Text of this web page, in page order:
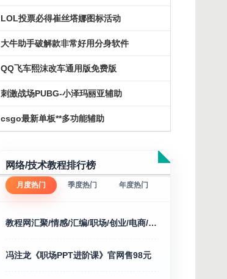
LOL投票必得崔丝塔娜图标活动
大牛助手破解款非常好用分身软件
QQ飞车熙沫改车通用版免费版
刺激战场PUBG-小泽玛丽亚辅助
csgo最新单板**多功能辅助
网络/技术教程排行榜
月度热门 季度热门 年度热门
教程网汇聚/情感/汇编/职场/创业/电商/福利/等
冯注龙《职场PPT进阶课》官网售98元